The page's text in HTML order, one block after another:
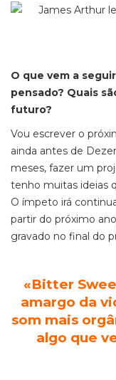
O que vem a
pensado? Quais
futuro?
Vou escrever o
ainda antes de
meses, fazer um
tenho muitas ideias
O ímpeto irá
partir do próximo
gravado no final do
«Bitter
amargo da
som mais
algo que